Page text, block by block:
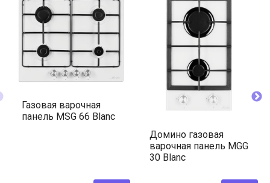
Газовая варочная
панель MSG 66 Blanc
Домино газовая
варочная панель MGG
30 Blanc